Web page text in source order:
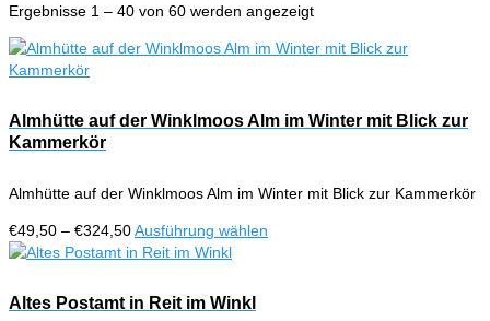
Ergebnisse 1 – 40 von 60 werden angezeigt
Almhütte auf der Winklmoos Alm im Winter mit Blick zur
Kammerkör
Almhütte auf der Winklmoos Alm im Winter mit Blick zur Kammerkör
€49,50 – €324,50Preisspanne:
€49,50
€324,50
Ausführung wählen
Altes Postamt in Reit im Winkl